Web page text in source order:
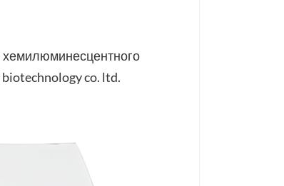
хемилюминесцентного
co. ltd.